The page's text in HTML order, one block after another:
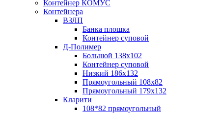
Контейнер КОМУС
Контейнера
ВЗЛП
Банка плошка
Контейнер суповой
Д-Полимер
Большой 138х102
Контейнер суповой
Низкий 186х132
Прямоугольный 108х82
Прямоугольный 179х132
Кларити
108*82 прямоугольный